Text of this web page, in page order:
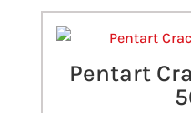
Pentart